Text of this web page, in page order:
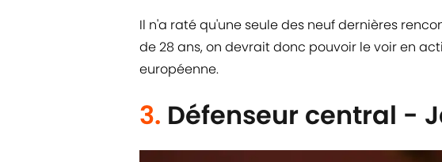
Il n'a raté qu'une seule des neuf dernières
de 28 ans, on devrait donc pouvoir le voir en
européenne.
3. Défenseur central -